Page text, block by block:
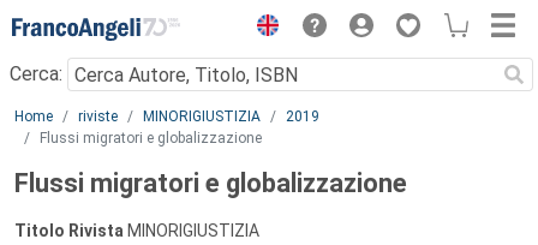
Menu
Cerca:
Main content
Home riviste MINORIGIUSTIZIA
2019
Flussi migratori e globalizzazione
Flussi migratori e globalizzazione
Titolo Rivista MINORIGIUSTIZIA